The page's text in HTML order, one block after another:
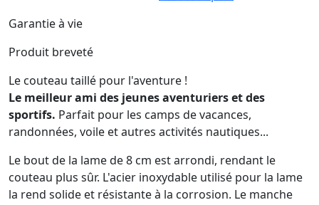
Garantie à vie
Produit breveté
Le couteau taillé pour l'aventure !
Le meilleur ami des jeunes aventuriers et des
sportifs. Parfait pour les camps de vacances,
randonnées, voile et autres activités nautiques...
Le bout de la lame de 8 cm est arrondi, rendant le
couteau plus sûr. L'acier inoxydable utilisé pour la lame
la rend solide et résistante à la corrosion. Le manche